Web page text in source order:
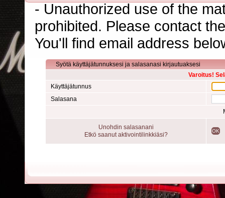
- Unauthorized use of the
prohibited. Please contact
You'll find email address
Syötä käyttäjätunnuksesi ja salasanasi kirjautuaksesi
Varoitus!
Käyttäjätunnus
Salasana
Unohdin salasanani
Etkö saanut aktivointilinkkiäsi?
OK